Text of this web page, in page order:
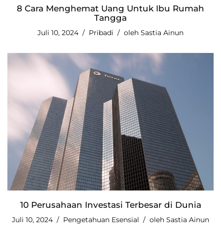
8 Cara Menghemat Uang Untuk Ibu Rumah
Tangga
Juli 10, 2024 Pribadi oleh Sastia Ainun
10 Perusahaan Investasi Terbesar di Dunia
Juli 10, 2024 Pengetahuan Esensial oleh Sastia Ainun